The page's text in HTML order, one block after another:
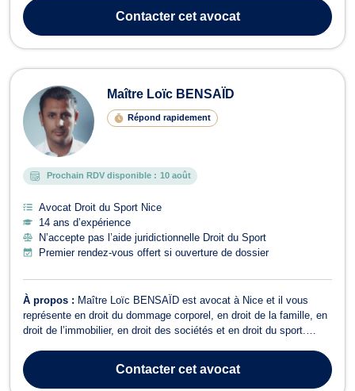
ZAMBO MVENG vous conseille en droit de la famille pour vos
probl...
Contactercet avocat
Maître Loïc BENSAÏD
Répond rapidement
Prochain RDV disponible : 10 août
Avocat Droit du Sport Nice
14 ans d’expérience
N’accepte pas l’aide juridictionnelle Droit du Sport
Premier rendez-vous offert si ouverture de dossier
À propos : Maître Loïc BENSAÏD est avocat à Nice et il vous
représente en droit du dommage corporel, en droit de la famille, en
droit de l’immobilier, en droit des sociétés et en droit du sport.
cas relatifs aux accidents de la vie, accidents du travail, accidents
médicau...
Contactercet avocat